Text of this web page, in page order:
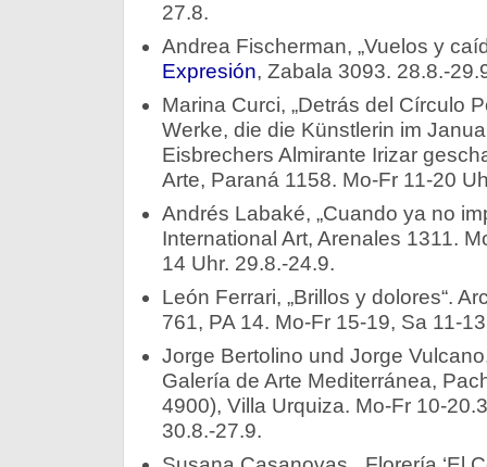
27.8.
Andrea Fischerman, „Vuelos y
Expresión, Zabala 3093. 28.8.-
Marina Curci, „Detrás del Círculo
Werke, die die Künstlerin im
Eisbrechers Almirante Irizar
Arte, Paraná 1158. Mo-Fr 11-20
Andrés Labaké, „Cuando ya no
International Art, Arenales 1311.
14 Uhr. 29.8.-24.9.
León Ferrari, „Brillos y dolores“.
761, PA 14. Mo-Fr 15-19, Sa 11-
Jorge Bertolino und Jorge
Galería de Arte Mediterránea,
4900), Villa Urquiza. Mo-Fr 10-
30.8.-27.9.